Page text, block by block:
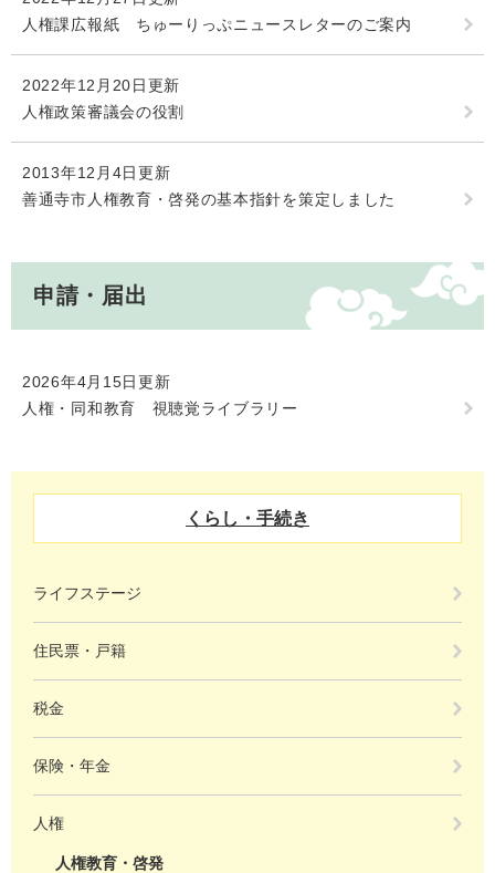
人権課広報紙 ちゅーりっぷニュースレターのご案内
2022年12月20日更新
人権政策審議会の役割
2013年12月4日更新
善通寺市人権教育・啓発の基本指針を策定しました
申請・届出
2026年4月15日更新
人権・同和教育 視聴覚ライブラリー
くらし・手続き
ライフステージ
住民票・戸籍
税金
保険・年金
人権
人権教育・啓発